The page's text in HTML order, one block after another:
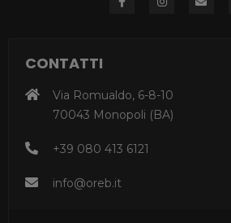
CONTATTI
Via Romualdo, 6-8-10
70043 Monopoli (BA)
+39 080 413 6121
info@oreb.it